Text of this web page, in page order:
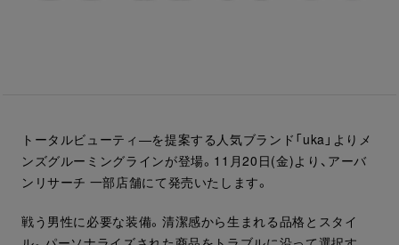
トータルビューティ―を提案する人気ブランド「uka」よりメ
ンズグルーミングラインが登場。11月20日(金)より、アーバ
ンリサーチ 一部店舗にて発売いたします。
戦う男性に必要な装備。清潔感から生まれる品格とスタイ